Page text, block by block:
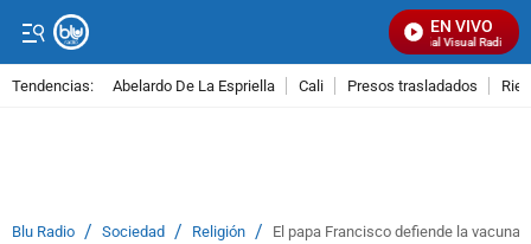
EN VIVO
Señal Visual Radio
Tendencias: Abelardo De La Espriella Cali Presos trasladados
Blu Radio / Sociedad / Religión / El papa Francisco defiende la